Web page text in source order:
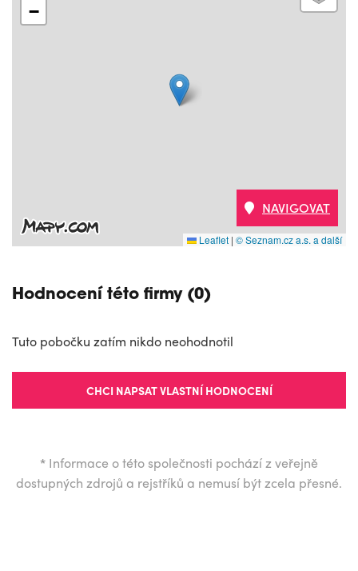
−
Leaflet | © Seznam.cz a.s. a další
NAVIGOVAT
Hodnocení této firmy (0)
Tuto pobočku zatím nikdo neohodnotil
CHCI NAPSAT VLASTNÍ HODNOCENÍ
* Informace o této společnosti pochází z veřejně
dostupných zdrojů a rejstříků a nemusí být zcela přesné.